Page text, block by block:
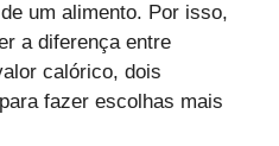
um alimento. Por isso,
a diferença entre
calórico, dois
fazer escolhas mais